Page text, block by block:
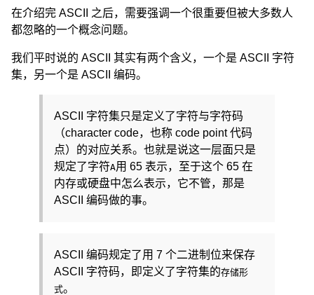
在介绍完 ASCII 之后，需要强调一个很重要但被大多数人
都忽略的一个概念问题。
我们平时说的 ASCII 其实有两个含义，一个是 ASCII 字符
集，另一个是 ASCII 编码。
ASCII 字符集只是定义了字符与字符码
（character code，也称 code point 代码
点）的对应关系。也就是说这一层面只是
规定了字符A用 65 表示，至于这个 65 在
内存或硬盘中怎么表示，它不管，那是
ASCII 编码做的事。
ASCII 编码规定了用 7 个二进制位来保存
ASCII 字符码，即定义了字符集的存储形
式。